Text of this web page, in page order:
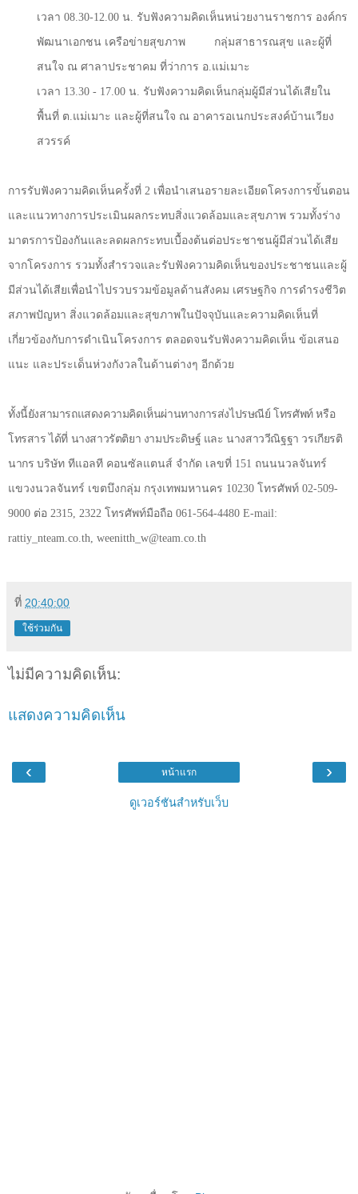
เวลา 08.30-12.00 น. รับฟังความคิดเห็นหน่วยงานราชการ องค์กร
พัฒนาเอกชน เครือข่ายสุขภาพ กลุ่มสาธารณสุข และผู้ที่
สนใจ ณ ศาลาประชาคม ที่ว่าการ อ.แม่เมาะ
เวลา 13.30 - 17.00 น. รับฟังความคิดเห็นกลุ่มผู้มีส่วนได้เสียใน
พื้นที่ ต.แม่เมาะ และผู้ที่สนใจ ณ อาคารอเนกประสงค์บ้านเวียง
สวรรค์
การรับฟังความคิดเห็นครั้งที่ 2 เพื่อนำเสนอรายละเอียดโครงการขั้นตอน
และแนวทางการประเมินผลกระทบสิ่งแวดล้อมและสุขภาพ รวมทั้งร่าง
มาตรการป้องกันและลดผลกระทบเบื้องต้นต่อประชาชนผู้มีส่วนได้เสีย
จากโครงการ รวมทั้งสำรวจและรับฟังความคิดเห็นของประชาชนและผู้
มีส่วนได้เสียเพื่อนำไปรวบรวมข้อมูลด้านสังคม เศรษฐกิจ การดำรงชีวิต
สภาพปัญหา สิ่งแวดล้อมและสุขภาพในปัจจุบันและความคิดเห็นที่
เกี่ยวข้องกับการดำเนินโครงการ ตลอดจนรับฟังความคิดเห็น ข้อเสนอ
แนะ และประเด็นห่วงกังวลในด้านต่างๆ อีกด้วย
ทั้งนี้ยังสามารถแสดงความคิดเห็นผ่านทางการส่งไปรษณีย์ โทรศัพท์ หรือ
โทรสาร ได้ที่ นางสาวรัตติยา งามประดิษฐ์ และ นางสาววีณิฐฐา วรเกียรติ
นากร บริษัท ทีแอลที คอนซัลแตนส์ จำกัด เลขที่ 151 ถนนนวลจันทร์
แขวงนวลจันทร์ เขตบึงกลุ่ม กรุงเทพมหานคร 10230 โทรศัพท์ 02-509-
9000 ต่อ 2315, 2322 โทรศัพท์มือถือ 061-564-4480 E-mail:
rattiy_nteam.co.th, weenitth_w@team.co.th
ที่ 20:40:00
ใช้ร่วมกัน
ไม่มีความคิดเห็น:
แสดงความคิดเห็น
‹ ›
หน้าแรก
ดูเวอร์ชันสำหรับเว็บ